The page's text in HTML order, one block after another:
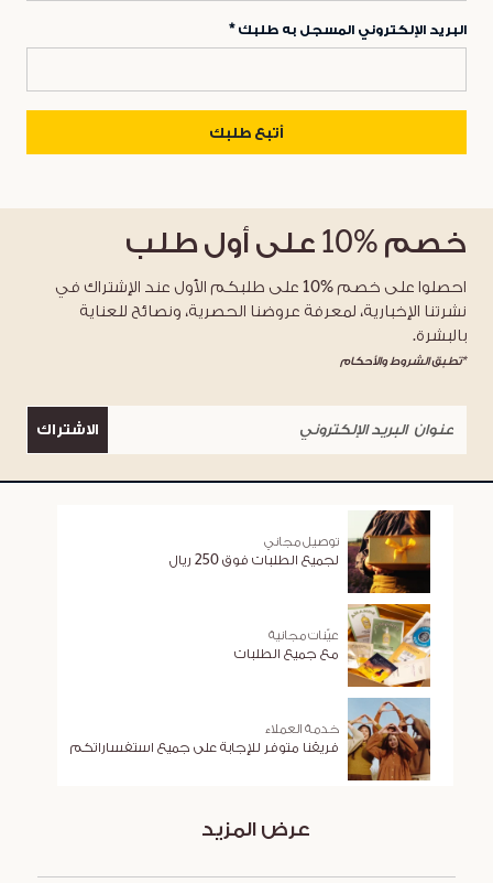
البريد الإلكتروني المسجل به طلبك
أتبع طلبك
خصم %10 على أول طلب
احصلوا على خصم %10 على طلبكم الأول عند الإشتراك في
نشرتنا الإخبارية، لمعرفة عروضنا الحصرية، ونصائح للعناية
بالبشرة.
*تطبق الشروط والأحكام
الاشتراك
توصيل مجاني
لجميع الطلبات فوق 250 ريال
عيّنات مجانية
مع جميع الطلبات
خدمة العملاء
فريقنا متوفر للإجابة على جميع استفساراتكم
عرض المزيد